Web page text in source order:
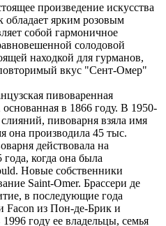
произведение искусства
ярким розовым
собой гармоничное
солодовой
находкой для гурманов,
вкус "Сент-Омер"
пивоваренная
в 1866 году. В 1950-
пивоварня взяла имя
она производила 45 тыс.
действовала на
когда она была
Новые собственники
Saint-Omer. Брассери де
в последующие года
Facon из Пон-де-Брик и
году ее владельцы, семья